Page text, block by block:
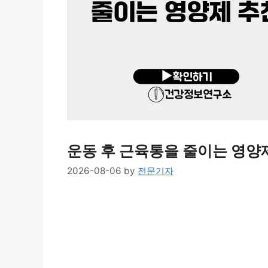
운동 후 근육통을 줄이는 영양
2026-08-06 by 전문기자